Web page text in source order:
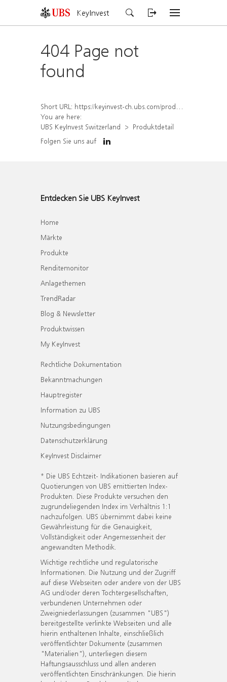
KeyInvest
404 Page not
found
Short URL: https://keyinvest-ch.ubs.com/produkt/detail/index/isin/CH1562203872
You are here:
UBS KeyInvest Switzerland
Produktdetail
Folgen Sie uns auf
Entdecken Sie UBS KeyInvest
Home
Märkte
Produkte
Renditemonitor
Anlagethemen
TrendRadar
Blog & Newsletter
Produktwissen
My KeyInvest
Rechtliche Dokumentation
Bekanntmachungen
Hauptregister
Information zu UBS
Nutzungsbedingungen
Datenschutzerklärung
KeyInvest Disclaimer
* Die UBS Echtzeit- Indikationen basieren auf
Quotierungen von UBS emittierten Index-
Produkten. Diese Produkte versuchen den
zugrundeliegenden Index im Verhältnis 1:1
nachzufolgen. UBS übernimmt dabei keine
Gewährleistung für die Genauigkeit,
Vollständigkeit oder Angemessenheit der
angewandten Methodik.
Wichtige rechtliche und regulatorische
Informationen. Die Nutzung und der Zugriff
auf diese Webseiten oder andere von der UBS
AG und/oder deren Tochtergesellschaften,
verbundenen Unternehmen oder
Zweigniederlassungen (zusammen "UBS")
bereitgestellte verlinkte Webseiten und alle
hierin enthaltenen Inhalte, einschließlich
veröffentlichter Dokumente (zusammen
"Materialien"), unterliegen diesem
Haftungsausschluss und allen anderen
veröffentlichten Einschränkungen. Die hierin